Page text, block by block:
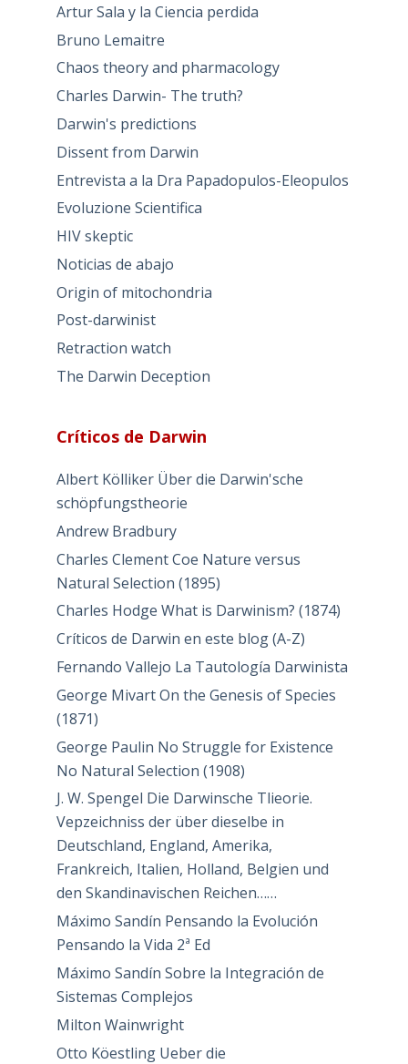
Artur Sala y la Ciencia perdida
Bruno Lemaitre
Chaos theory and pharmacology
Charles Darwin- The truth?
Darwin's predictions
Dissent from Darwin
Entrevista a la Dra Papadopulos-Eleopulos
Evoluzione Scientifica
HIV skeptic
Noticias de abajo
Origin of mitochondria
Post-darwinist
Retraction watch
The Darwin Deception
Críticos de Darwin
Albert Kölliker Über die Darwin'sche
schöpfungstheorie
Andrew Bradbury
Charles Clement Coe Nature versus
Natural Selection (1895)
Charles Hodge What is Darwinism? (1874)
Críticos de Darwin en este blog (A-Z)
Fernando Vallejo La Tautología Darwinista
George Mivart On the Genesis of Species
(1871)
George Paulin No Struggle for Existence
No Natural Selection (1908)
J. W. Spengel Die Darwinsche Tlieorie.
Vepzeichniss der über dieselbe in
Deutschland, England, Amerika,
Frankreich, Italien, Holland, Belgien und
den Skandinavischen Reichen……
Máximo Sandín Pensando la Evolución
Pensando la Vida 2ª Ed
Máximo Sandín Sobre la Integración de
Sistemas Complejos
Milton Wainwright
Otto Köestling Ueber die